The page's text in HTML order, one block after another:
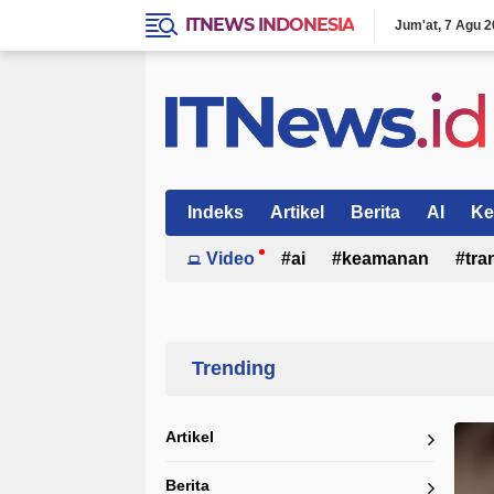
ITNEWS INDONESIA Jum'at 7 Agu
Indeks Artikel Berita AI
Video ai keamanan
Artikel
Berita